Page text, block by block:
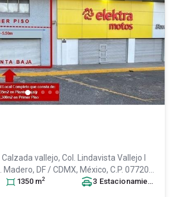
Calzada vallejo, Col. Lindavista Vallejo I
Madero, DF / CDMX, México, C.P. 07720
1350 m2 3 Estacionamiento